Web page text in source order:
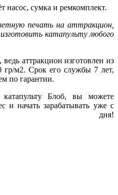
насос, сумка и ремкомплект.
печать на аттракцион,
катапульту любого
аттракцион изготовлен из
м2. Срок его службы 7 лет,
по гарантии.
Блоб, вы можете
и начать зарабатывать уже с
дня!